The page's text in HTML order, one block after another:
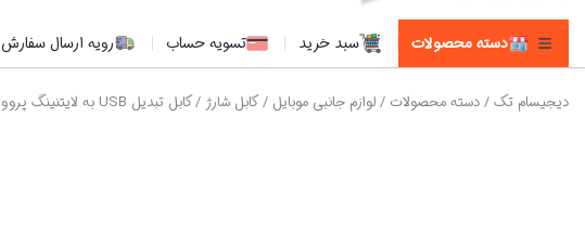
دسته محصولات سبد خرید تسویه حساب رویه ارسال سفارش
دیجیسام تک/دسته محصولات /لوازم جانبی موبایل /کابل شارژ / کابل تبدیل USB به لایتنینگ پرووان مدل PCC300L طول 1 متر